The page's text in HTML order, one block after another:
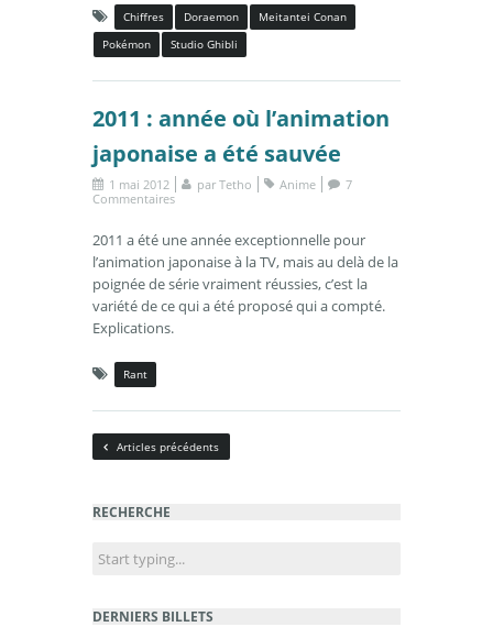
Chiffres Doraemon
Meitantei Conan
Pokémon
Studio Ghibli
2011 : année où l’animation
japonaise a été sauvée
1 mai 2012 par Tetho Anime
7
Commentaires
2011 a été une année exceptionnelle pour
l’animation japonaise à la TV, mais au delà de la
poignée de série vraiment réussies, c’est la
variété de ce qui a été proposé qui a compté.
Explications.
Rant
Articles précédents
RECHERCHE
DERNIERS BILLETS